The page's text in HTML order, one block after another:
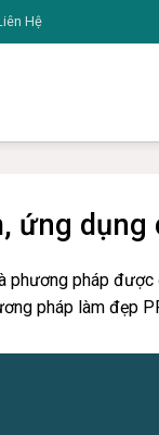
Hệ
ứng
phương pháp được
pháp làm đẹp